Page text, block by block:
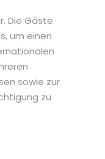
Die Gäste
um einen
sowie zur
zu